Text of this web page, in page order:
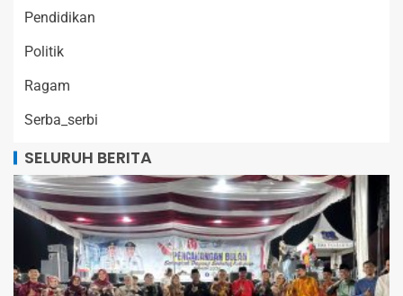
Pendidikan
Politik
Ragam
Serba_serbi
SELURUH BERITA